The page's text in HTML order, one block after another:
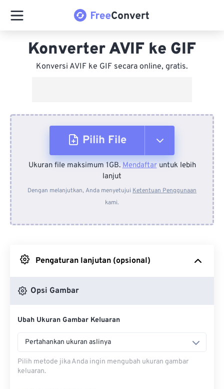
Konverter AVIF ke GIF
Konversi AVIF ke GIF secara online, gratis.
Pilih File
Dari Perangkat
Dari Dropbox
Ukuran file maksimum 1GB.Mendaftaruntuk lebih
lanjut
Dengan melanjutkan, Anda menyetujui Ketentuan Penggunaan
kami.
Pengaturan lanjutan (opsional)
Opsi Gambar
Ubah Ukuran Gambar Keluaran
Pertahankan ukuran aslinya
Pilih metode jika Anda ingin mengubah ukuran gambar
keluaran.